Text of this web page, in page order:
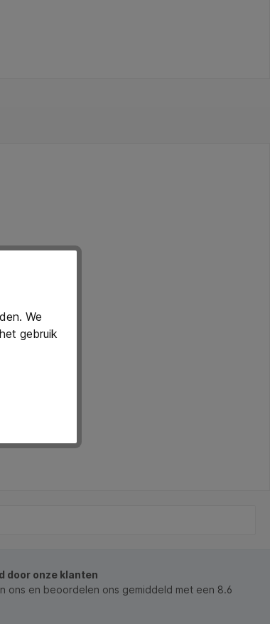
stimuleert een gezonde houding,
kunt u vlekken verwijderen met warm
materialen zijn onafhankelijk gecertificeerd
ontwerp en duurzame onderdelen.
door onze klanten
ons en beoordelen ons gemiddeld met een 8.6
We
gebruik